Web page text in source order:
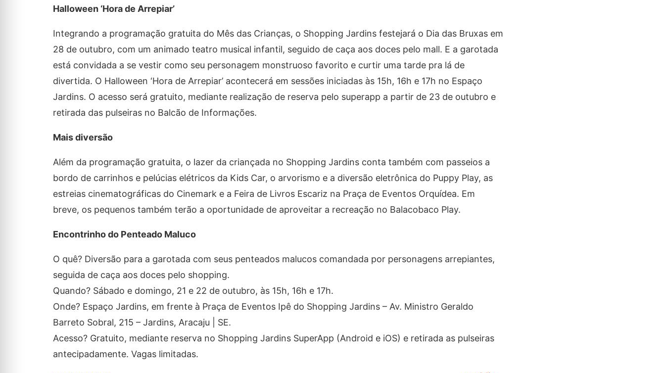
Halloween ‘Hora de Arrepiar’
Integrando a programação gratuita do Mês das Crianças, o Shopping Jardins festejará o Dia das Bruxas em
28 de outubro, com um animado teatro musical infantil, seguido de caça aos doces pelo mall. E a garotada
está convidada a se vestir como seu personagem monstruoso favorito e curtir uma tarde pra lá de
divertida. O Halloween ‘Hora de Arrepiar’ acontecerá em sessões iniciadas às 15h, 16h e 17h no Espaço
Jardins. O acesso será gratuito, mediante realização de reserva pelo superapp a partir de 23 de outubro e
retirada das pulseiras no Balcão de Informações.
Mais diversão
Além da programação gratuita, o lazer da criançada no Shopping Jardins conta também com passeios a
bordo de carrinhos e pelúcias elétricos da Kids Car, o arvorismo e a diversão eletrônica do Puppy Play, as
estreias cinematográficas do Cinemark e a Feira de Livros Escariz na Praça de Eventos Orquídea. Em
breve, os pequenos também terão a oportunidade de aproveitar a recreação no Balacobaco Play.
Encontrinho do Penteado Maluco
O quê? Diversão para a garotada com seus penteados malucos comandada por personagens arrepiantes,
seguida de caça aos doces pelo shopping.
Quando? Sábado e domingo, 21 e 22 de outubro, às 15h, 16h e 17h.
Onde? Espaço Jardins, em frente à Praça de Eventos Ipê do Shopping Jardins – Av. Ministro Geraldo
Barreto Sobral, 215 – Jardins, Aracaju | SE.
Acesso? Gratuito, mediante reserva no Shopping Jardins SuperApp (Android e iOS) e retirada as pulseiras
antecipadamente. Vagas limitadas.